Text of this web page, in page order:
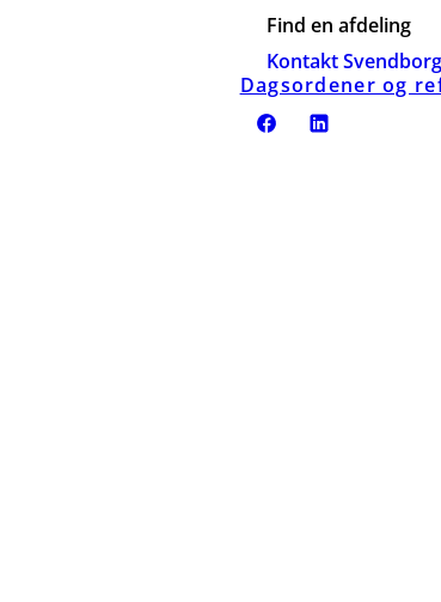
Find en afdeling
Kontakt
Dagsordener og